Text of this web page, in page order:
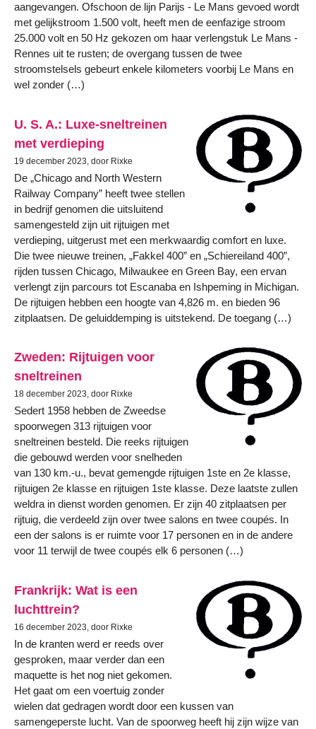
aangevangen. Ofschoon de lijn Parijs - Le Mans gevoed wordt
met gelijkstroom 1.500 volt, heeft men de eenfazige stroom
25.000 volt en 50 Hz gekozen om haar verlengstuk Le Mans -
Rennes uit te rusten; de overgang tussen de twee
stroomstelsels gebeurt enkele kilometers voorbij Le Mans en
wel zonder (…)
U. S. A.: Luxe-sneltreinen
met verdieping
19 december 2023, door Rixke
De „Chicago and North Western
Railway Company” heeft twee stellen
in bedrijf genomen die uitsluitend
samengesteld zijn uit rijtuigen met
verdieping, uitgerust met een merkwaardig comfort en luxe.
Die twee nieuwe treinen, „Fakkel 400” en „Schiereiland 400”,
rijden tussen Chicago, Milwaukee en Green Bay, een ervan
verlengt zijn parcours tot Escanaba en Ishpeming in Michigan.
De rijtuigen hebben een hoogte van 4,826 m. en bieden 96
zitplaatsen. De geluiddemping is uitstekend. De toegang (…)
Zweden: Rijtuigen voor
sneltreinen
18 december 2023, door Rixke
Sedert 1958 hebben de Zweedse
spoorwegen 313 rijtuigen voor
sneltreinen besteld. Die reeks rijtuigen
die gebouwd werden voor snelheden
van 130 km.-u., bevat gemengde rijtuigen 1ste en 2e klasse,
rijtuigen 2e klasse en rijtuigen 1ste klasse. Deze laatste zullen
weldra in dienst worden genomen. Er zijn 40 zitplaatsen per
rijtuig, die verdeeld zijn over twee salons en twee coupés. In
een der salons is er ruimte voor 17 personen en in de andere
voor 11 terwijl de twee coupés elk 6 personen (…)
Frankrijk: Wat is een
luchttrein?
16 december 2023, door Rixke
In de kranten werd er reeds over
gesproken, maar verder dan een
maquette is het nog niet gekomen.
Het gaat om een voertuig zonder
wielen dat gedragen wordt door een kussen van
samengeperste lucht. Van de spoorweg heeft hij zijn wijze van